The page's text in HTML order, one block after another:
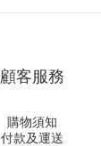
顧客服務
購物須知
付款及運送